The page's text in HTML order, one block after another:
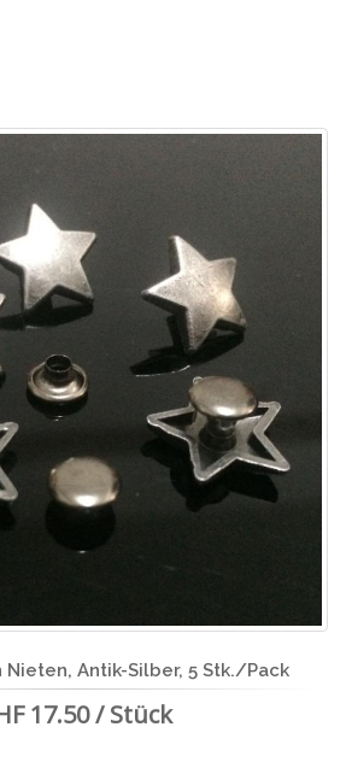
Nieten, Antik-Silber, 5 Stk./Pack
17.50 / Stück